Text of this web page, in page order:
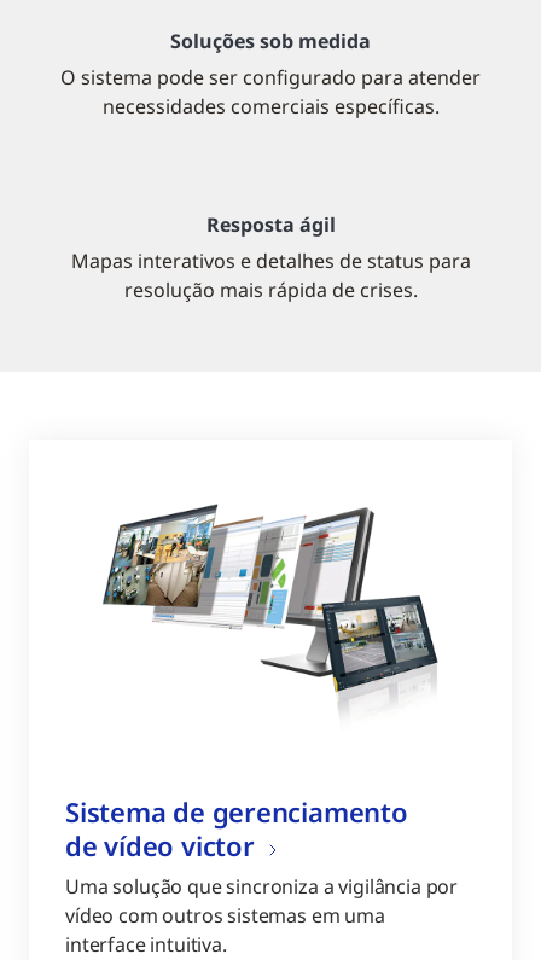
Soluções sob medida
O sistema pode ser configurado para atender
necessidades comerciais específicas.
Resposta ágil
Mapas interativos e detalhes de status para
resolução mais rápida de crises.
Sistema de gerenciamento
de vídeo victor
Uma solução que sincroniza a vigilância por
vídeo com outros sistemas em uma
interface intuitiva.